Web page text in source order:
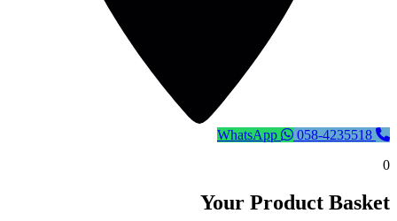
0
Your Product Basket